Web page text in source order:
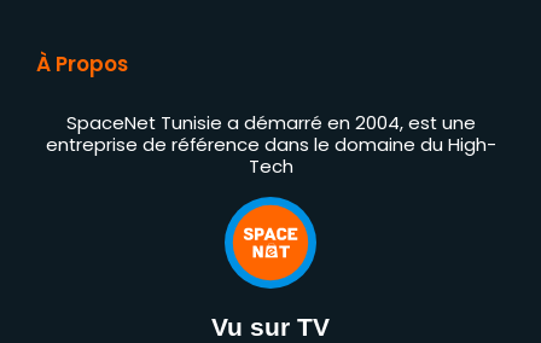
À Propos
SpaceNet Tunisie a démarré en 2004, est une
entreprise de référence dans le domaine du High-
Tech
Vu sur TV